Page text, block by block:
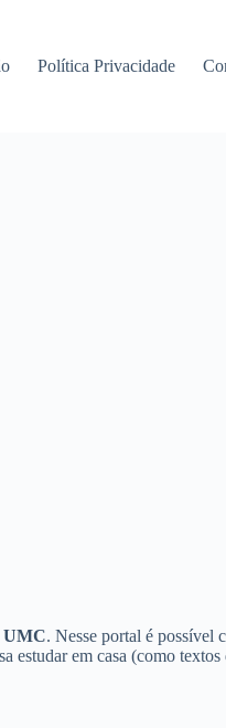
Política Privacidade
UMC. Nesse portal é possível
estudar em casa (como